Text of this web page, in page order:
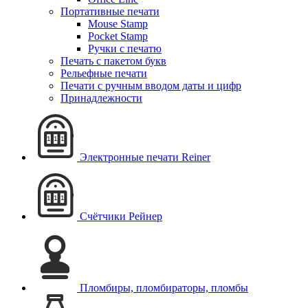
Портативные печати
Mouse Stamp
Pocket Stamp
Ручки с печатю
Печать с пакетом букв
Рельефные печати
Печати с ручным вводом даты и цифр
Принадлежности
Электронные печати Reiner
Cчётчики Рейнер
Пломбиры, пломбираторы, пломбы